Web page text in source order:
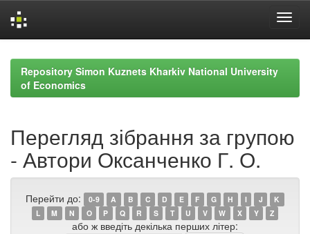
navigationRepository Simon Kuznets Kharkiv National University
of Economics
Перегляд зібрання за групою
- Автори Оксанченко Г. О.
Перейти до: 0-9 A B C D E F G H I J
K
L
M N O P Q R S T U V W X Y Z
або ж введіть декілька перших літер: